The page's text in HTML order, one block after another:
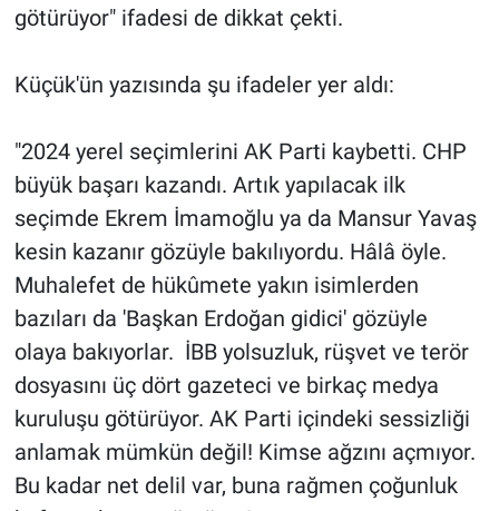
götürüyor" ifadesi de dikkat çekti.
Küçük'ün yazısında şu ifadeler yer aldı:
"2024 yerel seçimlerini AK Parti kaybetti. CHP
büyük başarı kazandı. Artık yapılacak ilk
seçimde Ekrem İmamoğlu ya da Mansur Yavaş
kesin kazanır gözüyle bakılıyordu. Hâlâ öyle.
Muhalefet de hükûmete yakın isimlerden
bazıları da 'Başkan Erdoğan gidici' gözüyle
olaya bakıyorlar. İBB yolsuzluk, rüşvet ve terör
dosyasını üç dört gazeteci ve birkaç medya
kuruluşu götürüyor. AK Parti içindeki sessizliği
anlamak mümkün değil! Kimse ağzını açmıyor.
Bu kadar net delil var, buna rağmen çoğunluk
Nedir
Sağlık
Spor
Teknoloji
Türkiye'nin Geleceği
Türkiye'nin Gündemi
Yerel Gündem